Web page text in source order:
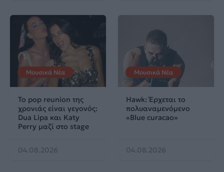
Μουσικά Νέα
Το pop reunion της
χρονιάς είναι γεγονός:
Dua Lipa και Katy
Perry μαζί στο stage
04.08.2026
Μουσικά Νέα
Hawk: Έρχεται το
πολυαναμενόμενο
«Blue curacao»
04.08.2026